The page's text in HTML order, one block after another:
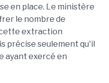
en place. Le ministère
le nombre de
extraction
précise seulement qu'il
ayant exercé en